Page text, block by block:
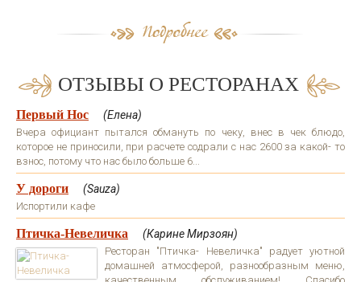
ОТЗЫВЫ О РЕСТОРАНАХ
Первый Нос (Елена)
Вчера официант пытался обмануть по чеку, внес в чек блюдо,
которое не приносили, при расчете содрали с нас 2600 за какой- то
взнос, потому что нас было больше 6...
У дороги (Sauza)
Испортили кафе
Птичка-Невеличка (Карине Мирзоян)
Ресторан "Птичка- Невеличка" радует уютной
домашней атмосферой, разнообразным меню,